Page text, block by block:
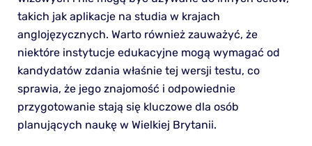
takich jak aplikacje na studia w krajach
anglojęzycznych. Warto również zauważyć, że
niektóre instytucje edukacyjne mogą wymagać od
kandydatów zdania właśnie tej wersji testu, co
sprawia, że jego znajomość i odpowiednie
przygotowanie stają się kluczowe dla osób
planujących naukę w Wielkiej Brytanii.